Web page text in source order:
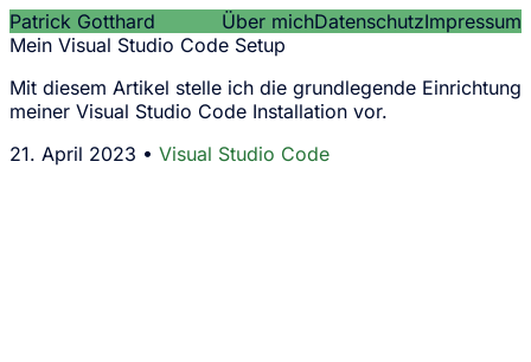
Patrick Gotthard Über michDatenschutzImpressum
Mein Visual Studio Code Setup
Mit diesem Artikel stelle ich die grundlegende Einrichtung
meiner Visual Studio Code Installation vor.
21. April 2023 • Visual Studio Code